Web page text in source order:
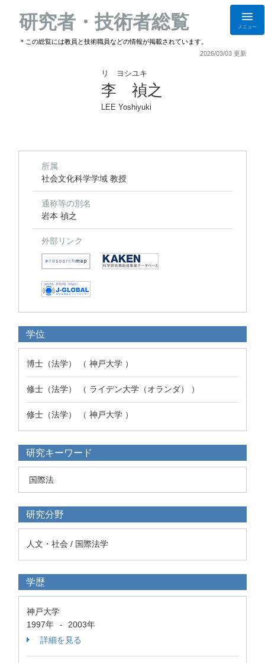
研究者・技術者総覧
＊この総覧には教員と技術職員などの情報が掲載されています。
メニュー
2026/03/03 更新
リ ヨシユキ
李 禎之
LEE Yoshiyuki
所属
社会文化科学学域 教授
通称等の別名
岩本 禎之
外部リンク
学位
博士（法学） （ 神戸大学 ）
修士（法学） （ ライデン大学（オランダ） ）
修士（法学） （ 神戸大学 ）
研究キーワード
国際法
研究分野
人文・社会 / 国際法学
学歴
神戸大学
1997年
-
2003年
詳細を見る